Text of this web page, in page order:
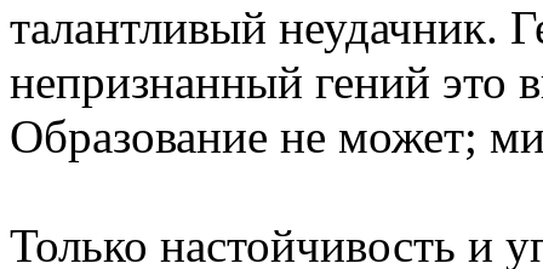
талантливый неудачник.
непризнанный гений это
Образование не может;
Только настойчивость и